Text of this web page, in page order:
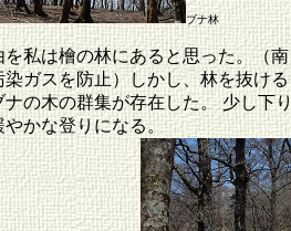
ブナ林
私は檜の林にあると思った。（南
ガスを防止）しかし、林を抜ける
の木の群集が存在した。 少し下り
やかな登りになる。